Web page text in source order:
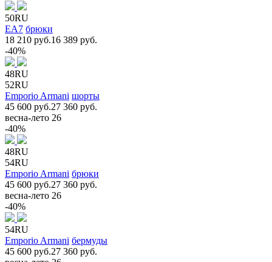
50RU
EA7 брюки
18 210 руб.16 389 руб.
-40%
48RU
52RU
Emporio Armani шорты
45 600 руб.27 360 руб.
весна-лето 26
-40%
48RU
54RU
Emporio Armani брюки
45 600 руб.27 360 руб.
весна-лето 26
-40%
54RU
Emporio Armani бермуды
45 600 руб.27 360 руб.